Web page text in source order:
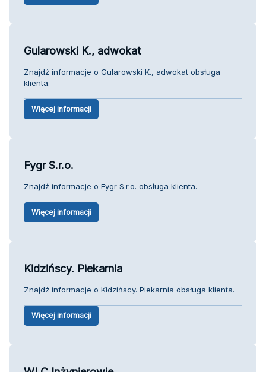
Gularowski K., adwokat
Znajdź informacje o Gularowski K., adwokat obsługa
klienta.
Więcej informacji
Fygr S.r.o.
Znajdź informacje o Fygr S.r.o. obsługa klienta.
Więcej informacji
Kidzińscy. Piekarnia
Znajdź informacje o Kidzińscy. Piekarnia obsługa klienta.
Więcej informacji